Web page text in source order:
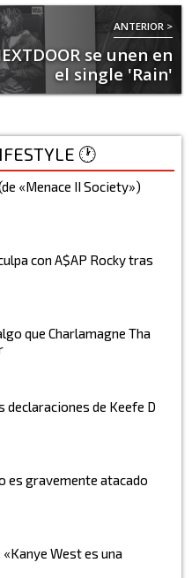
ANTERIOR >
se unen en
el single 'Rain'
🕐
«Menace II Society»)
con A$AP Rocky tras
que Charlamagne Tha
declaraciones de Keefe D
es gravemente atacado
West es una